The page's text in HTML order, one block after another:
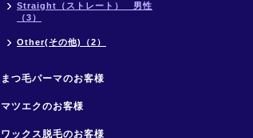
Straight（ストレート） 男性
（3）
Other(その他)（2）
まつ毛パーマのお客様
マツエクのお客様
ワックス脱毛のお客様